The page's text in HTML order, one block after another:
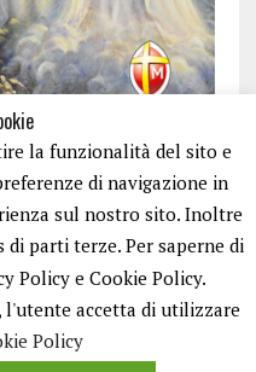
la funzionalità del sito e
di navigazione in
sul nostro sito. Inoltre
parti terze. Per saperne di
Policy e Cookie Policy.
l'utente accetta di utilizzare
Policy